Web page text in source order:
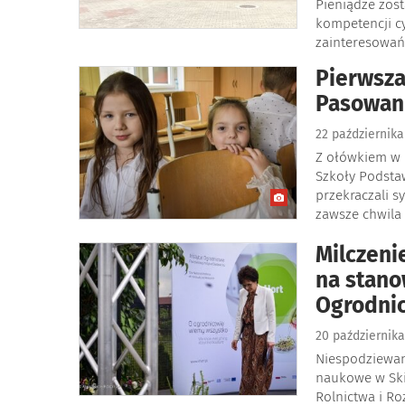
Pieniądze
kompetencji
22
Z ołówkiem
Szkoły
przekraczali
zawsze
na
20
naukowe w
Rolnictwa i